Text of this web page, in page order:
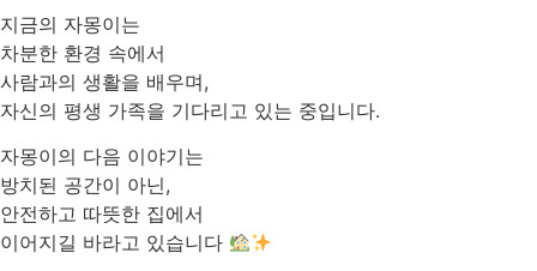
지금의 자몽이는
차분한 환경 속에서
사람과의 생활을 배우며,
자신의 평생 가족을 기다리고 있는 중입니다.
자몽이의 다음 이야기는
방치된 공간이 아닌,
안전하고 따뜻한 집에서
이어지길 바라고 있습니다